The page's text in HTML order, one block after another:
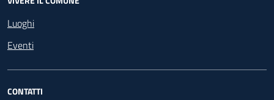
Luoghi
Eventi
CONTATTI